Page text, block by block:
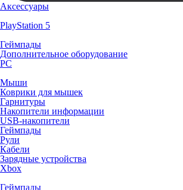
Аксессуары
PlayStation 5
Геймпады
Дополнительное оборудование
PC
Мыши
Коврики для мышек
Гарнитуры
Накопители информации
USB-накопители
Геймпады
Рули
Кабели
Зарядные устройства
Xbox
Геймпады